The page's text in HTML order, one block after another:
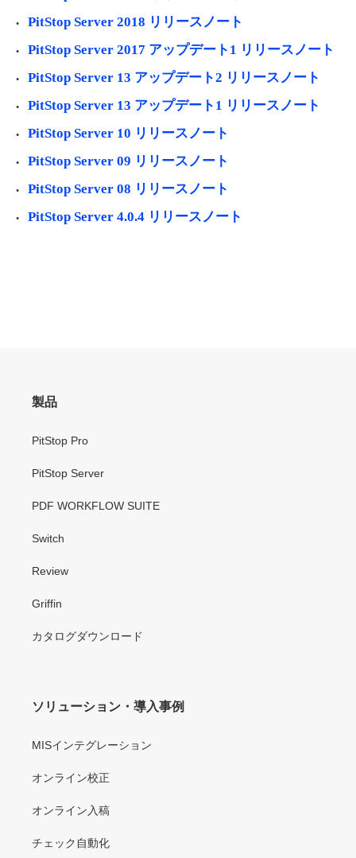
PitStop Server 2018 リリースノート
PitStop Server 2017 アップデート1 リリースノート
PitStop Server 13 アップデート2 リリースノート
PitStop Server 13 アップデート1 リリースノート
PitStop Server 10 リリースノート
PitStop Server 09 リリースノート
PitStop Server 08 リリースノート
PitStop Server 4.0.4 リリースノート
製品
PitStop Pro
PitStop Server
PDF WORKFLOW SUITE
Switch
Review
Griffin
カタログダウンロード
ソリューション・導入事例
MISインテグレーション
オンライン校正
オンライン入稿
チェック自動化